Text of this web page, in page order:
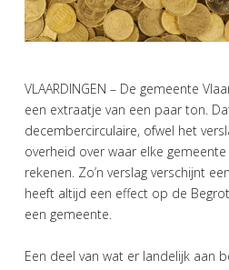
VLAARDINGEN – De gemeente
een extraatje van een paar ton.
decembercirculaire, ofwel het
overheid over waar elke
rekenen. Zo’n verslag verschijnt
heeft altijd een effect op de
een gemeente.
Een deel van wat er landelijk aan